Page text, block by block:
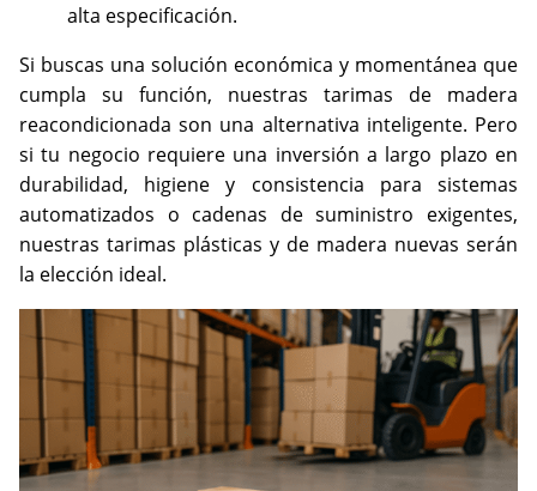
alta especificación.
Si buscas una solución económica y momentánea que
cumpla su función, nuestras tarimas de madera
reacondicionada son una alternativa inteligente. Pero
si tu negocio requiere una inversión a largo plazo en
durabilidad, higiene y consistencia para sistemas
automatizados o cadenas de suministro exigentes,
nuestras tarimas plásticas y de madera nuevas serán
la elección ideal.